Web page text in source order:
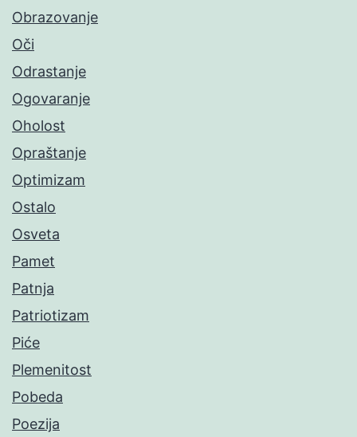
Obrazovanje
Oči
Odrastanje
Ogovaranje
Oholost
Opraštanje
Optimizam
Ostalo
Osveta
Pamet
Patnja
Patriotizam
Piće
Plemenitost
Pobeda
Poezija